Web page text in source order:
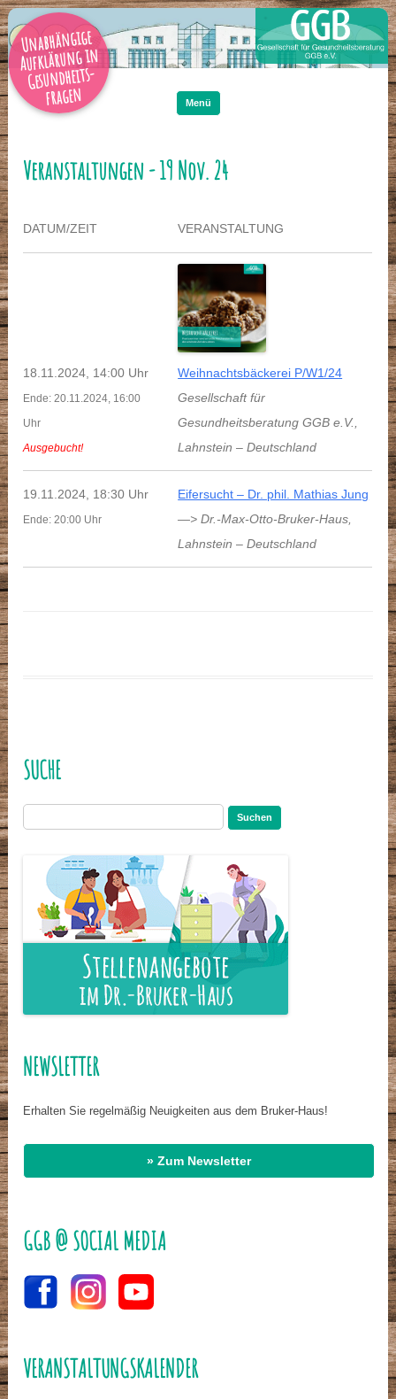
Unabhängige
Aufklärung in
Gesundheits-
fragen Menü
Veranstaltungen - 19 Nov. 24
DATUM/ZEIT VERANSTALTUNG
18.11.2024, 14:00 Uhr
Ende: 20.11.2024, 16:00
Uhr
Ausgebucht!
Weihnachtsbäckerei P/W1/24
Gesellschaft für
Gesundheitsberatung GGB e.V.,
Lahnstein –Deutschland
19.11.2024, 18:30 Uhr
Ende: 20:00 Uhr
Eifersucht – Dr. phil. Mathias Jung
—> Dr.-Max-Otto-Bruker-Haus,
Lahnstein –Deutschland
SUCHE
nach:
NEWSLETTER
Erhalten Sie regelmäßig Neuigkeiten aus dem Bruker-Haus!
» Zum Newsletter
GGB @ SOCIAL MEDIA
VERANSTALTUNGSKALENDER